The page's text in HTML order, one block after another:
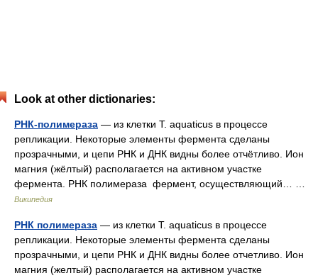
Look at other dictionaries:
РНК-полимераза — из клетки T. aquaticus в процессе
репликации. Некоторые элементы фермента сделаны
прозрачными, и цепи РНК и ДНК видны более отчётливо. Ион
магния (жёлтый) располагается на активном участке
фермента. РНК полимераза фермент, осуществляющий… …
Википедия
РНК полимераза — из клетки T. aquaticus в процессе
репликации. Некоторые элементы фермента сделаны
прозрачными, и цепи РНК и ДНК видны более отчетливо. Ион
магния (желтый) располагается на активном участке